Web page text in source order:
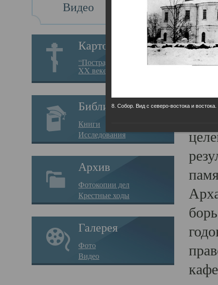
Видео
Картотека
“Пострадавшие за веру в
XX веке на Севере”
Библиотека
Книги
Исследования
Архив
Фотокопии дел
Крестные ходы
Галерея
Фото
Видео
8. Собор. Вид с северо-востока и востока.